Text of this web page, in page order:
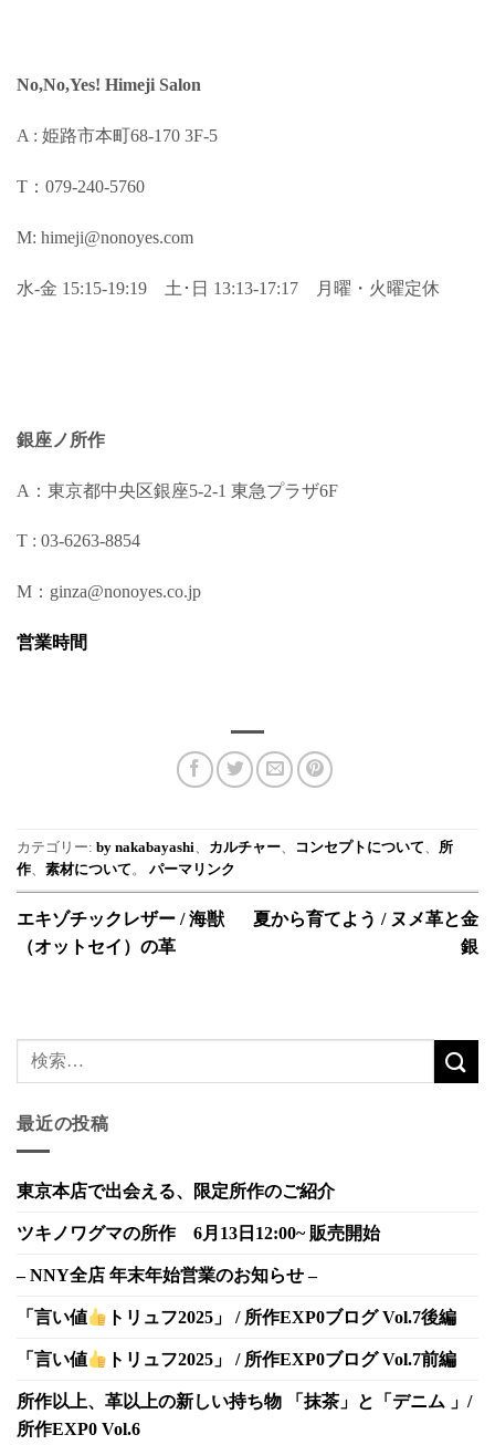
No,No,Yes! Himeji Salon
A : 姫路市本町68-170 3F-5
T：079-240-5760
M: himeji@nonoyes.com
水-金 15:15-19:19 土･日 13:13-17:17 月曜・火曜定休
銀座ノ所作
A：東京都中央区銀座5-2-1 東急プラザ6F
T : 03-6263-8854
M：ginza@nonoyes.co.jp
営業時間
カテゴリー: by nakabayashi、 カルチャー、 コンセプトについて、 所
作、 素材について。 パーマリンク
エキゾチックレザー / 海獣
（オットセイ）の革
夏から育てよう / ヌメ革と金
銀
最近の投稿
東京本店で出会える、限定所作のご紹介
ツキノワグマの所作 6月13日12:00~ 販売開始
– NNY全店 年末年始営業のお知らせ –
「言い値 トリュフ2025」 / 所作EXP0ブログ Vol.7後編
「言い値 トリュフ2025」 / 所作EXP0ブログ Vol.7前編
所作以上、革以上の新しい持ち物 「抹茶」と「デニム 」/
所作EXP0 Vol.6